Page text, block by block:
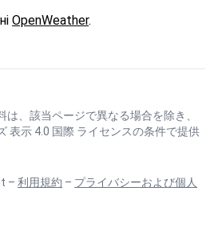
OpenWeather.
は、該当ページで異なる場合を除き、
表示 4.0 国際 ライセンスの条件で提供
– 利用規約 – プライバシーおよび個人